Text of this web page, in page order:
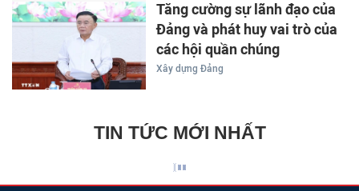
Tăng cường sự lãnh đạo của
Đảng và phát huy vai trò của
các hội quần chúng
Xây dựng Đảng
TIN TỨC MỚI NHẤT